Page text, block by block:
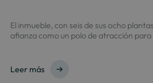
El inmueble, con seis de sus ocho
afianza como un polo de atracción
Leer más